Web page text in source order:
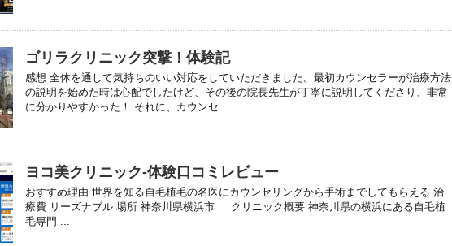
ゴリラクリニック突撃！体験記
感想 全体を通して気持ちのいい対応をしていただきました。最初カウンセラーが治療方法
の説明を始めた時は心配でしたけど、その後の院長先生が丁寧に説明してくださり、非常
に分かりやすかった！ それに、カウンセ ...
ヨコ美クリニック-体験口コミレビュー
おすすめ理由 世界を知る自毛植毛の名医にカウンセリングから手術までしてもらえる 治
療費 リーズナブル 場所 神奈川県横浜市 クリニック概要 神奈川県の横浜にある自毛植
毛専門 ...